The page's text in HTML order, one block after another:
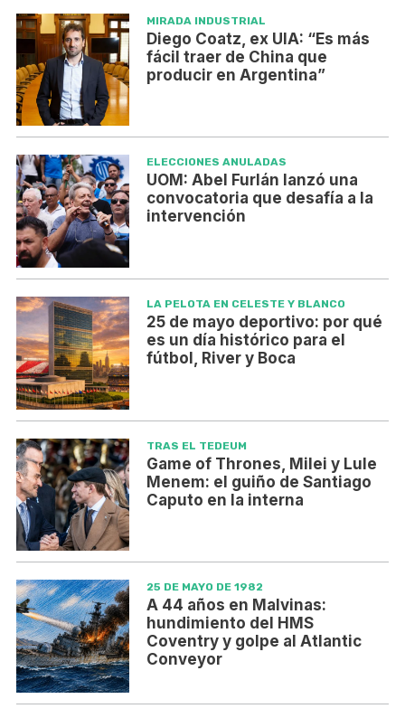
MIRADA INDUSTRIAL
Diego Coatz, ex UIA: “Es más
fácil traer de China que
producir en Argentina”
ELECCIONES ANULADAS
UOM: Abel Furlán lanzó una
convocatoria que desafía a la
intervención
LA PELOTA EN CELESTE Y BLANCO
25 de mayo deportivo: por qué
es un día histórico para el
fútbol, River y Boca
TRAS EL TEDEUM
Game of Thrones, Milei y Lule
Menem: el guiño de Santiago
Caputo en la interna
25 DE MAYO DE 1982
A 44 años en Malvinas:
hundimiento del HMS
Coventry y golpe al Atlantic
Conveyor